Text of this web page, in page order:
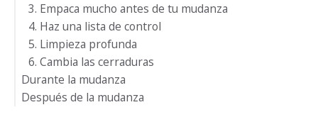
3. Empaca mucho antes de tu mudanza
4. Haz una lista de control
5. Limpieza profunda
6. Cambia las cerraduras
Durante la mudanza
9. No te olvides de los niños y las mascotas
Después de la mudanza